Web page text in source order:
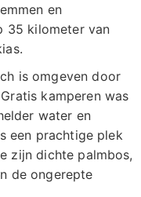
en
35 kilometer van
is omgeven door
kamperen was
water en
een prachtige plek
zijn dichte palmbos,
de ongerepte